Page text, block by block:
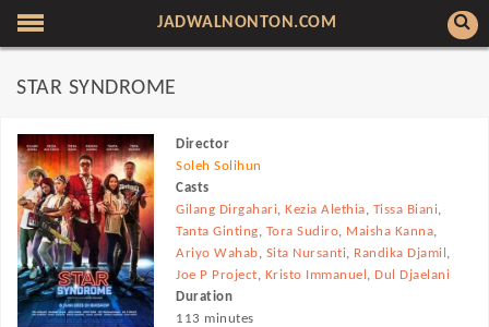
JADWALNONTON.COM
STAR SYNDROME
Director
Soleh Solihun
Casts
Gilang Dirgahari,Kezia Alethia, Tissa Biani,
Tanta Ginting, Tora Sudiro, Maisha Kanna,
Ariyo Wahab, Sita Nursanti, Randika Djamil ,
Joe P Project, Kristo Immanuel , Dul Djaelani
Duration
113 minutes